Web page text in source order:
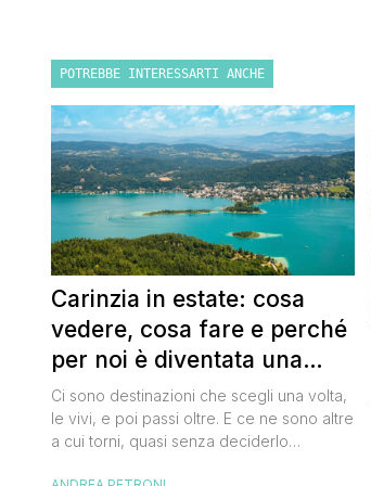
POTREBBE INTERESSARTI ANCHE
Carinzia in estate: cosa
vedere, cosa fare e perché
per noi è diventata una
destinazione del cuore
Ci sono destinazioni che scegli una volta,
le vivi, e poi passi oltre. E ce ne sono altre
a cui torni, quasi senza deciderlo